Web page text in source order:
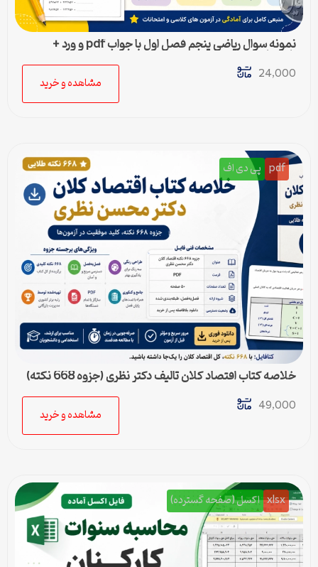
نمونه سوال ریاضی پنجم فصل اول با جواب pdf و ورد +
24,000
مشاهده و خرید
pdf پی دی اف
خلاصه کتاب اقتصاد کلان تالیف دکتر نظری (جزوه 668 نکته)
49,000
مشاهده و خرید
xlsx اکسل (صفحه گسترده)